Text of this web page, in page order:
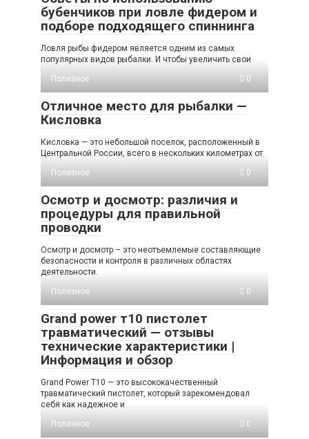
бубенчиков при ловле фидером и
подборе подходящего спиннинга
Ловля рыбы фидером является одним из самых
популярных видов рыбалки. И чтобы увеличить свои
Полезное
0
Отличное место для рыбалки —
Кисловка
Кисловка — это небольшой поселок, расположенный в
Центральной России, всего в нескольких километрах от
Полезное
0
Осмотр и досмотр: различия и
процедуры для правильной
проводки
Осмотр и досмотр – это неотъемлемые составляющие
безопасности и контроля в различных областях
деятельности.
Полезное
0
Grand power т10 пистолет
травматический — отзывы
технические характеристики |
Информация и обзор
Grand Power T10 — это высококачественный
травматический пистолет, который зарекомендовал
себя как надежное и
Полезное
0